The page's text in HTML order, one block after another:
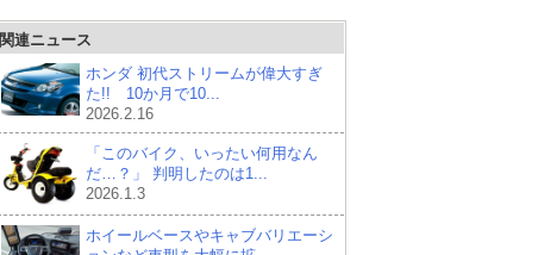
関連ニュース
ホンダ 初代ストリームが偉大すぎ
た!! 10か月で10...
2026.2.16
「このバイク、いったい何用なん
だ…？」 判明したのは1...
2026.1.3
ホイールベースやキャブバリエーシ